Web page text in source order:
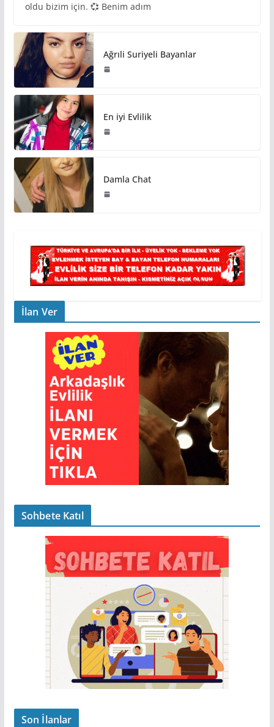
oldu bizim için. 💞 Benim adım
Ağrıli Suriyeli Bayanlar
En iyi Evlilik
Damla Chat
İlan Ver
Sohbete Katıl
Son İlanlar